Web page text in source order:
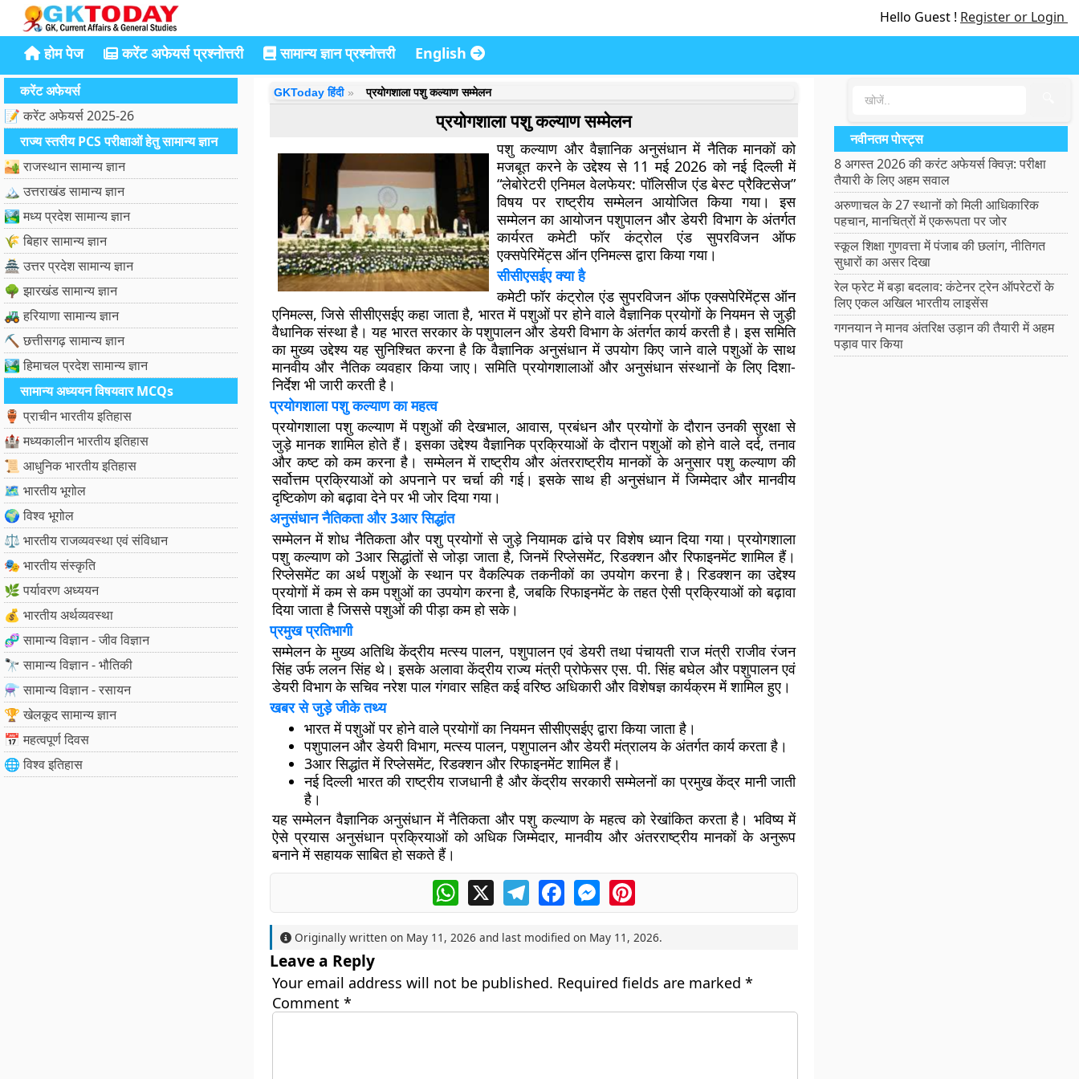
Hello Guest ! Register or Login
होम पेज करेंट अफेयर्स प्रश्नोत्तरी सामान्य ज्ञान प्रश्नोत्तरी English
करेंट अफेयर्स
📝 करेंट अफेयर्स 2025-26
राज्य स्तरीय PCS परीक्षाओं हेतु सामान्य ज्ञान
🏜️ राजस्थान सामान्य ज्ञान
🏔️ उत्तराखंड सामान्य ज्ञान
🏞️ मध्य प्रदेश सामान्य ज्ञान
🌾 बिहार सामान्य ज्ञान
🏯 उत्तर प्रदेश सामान्य ज्ञान
🌳 झारखंड सामान्य ज्ञान
🚜 हरियाणा सामान्य ज्ञान
⛏️ छत्तीसगढ़ सामान्य ज्ञान
🏞️ हिमाचल प्रदेश सामान्य ज्ञान
सामान्य अध्ययन विषयवार MCQs
🏺 प्राचीन भारतीय इतिहास
🏰 मध्यकालीन भारतीय इतिहास
📜 आधुनिक भारतीय इतिहास
🗺️ भारतीय भूगोल
🌍 विश्व भूगोल
⚖️ भारतीय राजव्यवस्था एवं संविधान
🎭 भारतीय संस्कृति
🌿 पर्यावरण अध्ययन
💰 भारतीय अर्थव्यवस्था
🧬 सामान्य विज्ञान - जीव विज्ञान
🔭 सामान्य विज्ञान - भौतिकी
⚗️ सामान्य विज्ञान - रसायन
🏆 खेलकूद सामान्य ज्ञान
📅 महत्वपूर्ण दिवस
🌐 विश्व इतिहास
GKToday हिंदी प्रयोगशाला पशु कल्याण सम्मेलन
प्रयोगशाला पशु कल्याण सम्मेलन
पशु कल्याण और वैज्ञानिक अनुसंधान में नैतिक मानकों को
मजबूत करने के उद्देश्य से 11 मई 2026 को नई दिल्ली में
“लेबोरेटरी एनिमल वेलफेयर: पॉलिसीज एंड बेस्ट प्रैक्टिसेज”
विषय पर राष्ट्रीय सम्मेलन आयोजित किया गया। इस
सम्मेलन का आयोजन पशुपालन और डेयरी विभाग के अंतर्गत
कार्यरत कमेटी फॉर कंट्रोल एंड सुपरविजन ऑफ
एक्सपेरिमेंट्स ऑन एनिमल्स द्वारा किया गया।
सीसीएसईए क्या है
कमेटी फॉर कंट्रोल एंड सुपरविजन ऑफ एक्सपेरिमेंट्स ऑन
एनिमल्स, जिसे सीसीएसईए कहा जाता है, भारत में पशुओं पर होने वाले वैज्ञानिक प्रयोगों के नियमन से जुड़ी
वैधानिक संस्था है। यह भारत सरकार के पशुपालन और डेयरी विभाग के अंतर्गत कार्य करती है। इस समिति
का मुख्य उद्देश्य यह सुनिश्चित करना है कि वैज्ञानिक अनुसंधान में उपयोग किए जाने वाले पशुओं के साथ
मानवीय और नैतिक व्यवहार किया जाए। समिति प्रयोगशालाओं और अनुसंधान संस्थानों के लिए दिशा-
निर्देश भी जारी करती है।
प्रयोगशाला पशु कल्याण का महत्व
प्रयोगशाला पशु कल्याण में पशुओं की देखभाल, आवास, प्रबंधन और प्रयोगों के दौरान उनकी सुरक्षा से
जुड़े मानक शामिल होते हैं। इसका उद्देश्य वैज्ञानिक प्रक्रियाओं के दौरान पशुओं को होने वाले दर्द, तनाव
और कष्ट को कम करना है। सम्मेलन में राष्ट्रीय और अंतरराष्ट्रीय मानकों के अनुसार पशु कल्याण की
सर्वोत्तम प्रक्रियाओं को अपनाने पर चर्चा की गई। इसके साथ ही अनुसंधान में जिम्मेदार और मानवीय
दृष्टिकोण को बढ़ावा देने पर भी जोर दिया गया।
अनुसंधान नैतिकता और 3आर सिद्धांत
सम्मेलन में शोध नैतिकता और पशु प्रयोगों से जुड़े नियामक ढांचे पर विशेष ध्यान दिया गया। प्रयोगशाला
पशु कल्याण को 3आर सिद्धांतों से जोड़ा जाता है, जिनमें रिप्लेसमेंट, रिडक्शन और रिफाइनमेंट शामिल हैं।
रिप्लेसमेंट का अर्थ पशुओं के स्थान पर वैकल्पिक तकनीकों का उपयोग करना है। रिडक्शन का उद्देश्य
प्रयोगों में कम से कम पशुओं का उपयोग करना है, जबकि रिफाइनमेंट के तहत ऐसी प्रक्रियाओं को बढ़ावा
दिया जाता है जिससे पशुओं की पीड़ा कम हो सके।
प्रमुख प्रतिभागी
सम्मेलन के मुख्य अतिथि केंद्रीय मत्स्य पालन, पशुपालन एवं डेयरी तथा पंचायती राज मंत्री राजीव रंजन
सिंह उर्फ ललन सिंह थे। इसके अलावा केंद्रीय राज्य मंत्री प्रोफेसर एस. पी. सिंह बघेल और पशुपालन एवं
डेयरी विभाग के सचिव नरेश पाल गंगवार सहित कई वरिष्ठ अधिकारी और विशेषज्ञ कार्यक्रम में शामिल हुए।
खबर से जुड़े जीके तथ्य
भारत में पशुओं पर होने वाले प्रयोगों का नियमन सीसीएसईए द्वारा किया जाता है।
पशुपालन और डेयरी विभाग, मत्स्य पालन, पशुपालन और डेयरी मंत्रालय के अंतर्गत कार्य करता है।
3आर सिद्धांत में रिप्लेसमेंट, रिडक्शन और रिफाइनमेंट शामिल हैं।
नई दिल्ली भारत की राष्ट्रीय राजधानी है और केंद्रीय सरकारी सम्मेलनों का प्रमुख केंद्र मानी जाती
है।
यह सम्मेलन वैज्ञानिक अनुसंधान में नैतिकता और पशु कल्याण के महत्व को रेखांकित करता है। भविष्य में
ऐसे प्रयास अनुसंधान प्रक्रियाओं को अधिक जिम्मेदार, मानवीय और अंतरराष्ट्रीय मानकों के अनुरूप
बनाने में सहायक साबित हो सकते हैं।
WhatsApp
X TelegramFacebookMessengerPinterest
Originally written on May 11, 2026 and last modified on May 11, 2026.
Leave a Reply
Your email address will not be published. Required fields are marked *
Comment *
नवीनतम पोस्ट्स
8 अगस्त 2026 की करंट अफेयर्स क्विज़: परीक्षा
तैयारी के लिए अहम सवाल
अरुणाचल के 27 स्थानों को मिली आधिकारिक
पहचान, मानचित्रों में एकरूपता पर जोर
स्कूल शिक्षा गुणवत्ता में पंजाब की छलांग, नीतिगत
सुधारों का असर दिखा
रेल फ्रेट में बड़ा बदलाव: कंटेनर ट्रेन ऑपरेटरों के
लिए एकल अखिल भारतीय लाइसेंस
गगनयान ने मानव अंतरिक्ष उड़ान की तैयारी में अहम
पड़ाव पार किया